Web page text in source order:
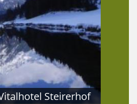
Steirerhof